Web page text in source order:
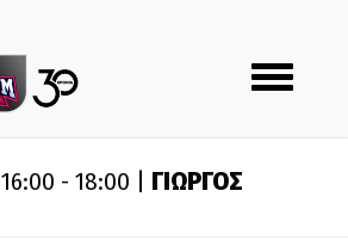
Toggle
navigation
16:00 - 18:00 | ΓΙΩΡΓΟΣ